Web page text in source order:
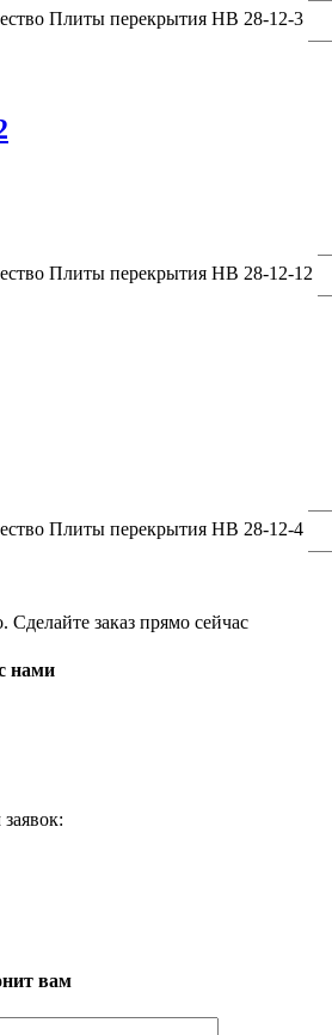
Плиты перекрытия НВ 28-12-3
Плиты перекрытия НВ 28-12-12
Плиты перекрытия НВ 28-12-4
Сделайте заказ прямо сейчас
нами
вам